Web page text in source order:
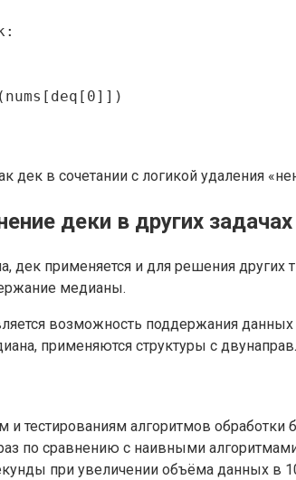
дек в сочетании с логикой удаления
деки в других
применяется и для решения других
медианы.
возможность поддержания
применяются структуры с
и тестированиям алгоритмов
по сравнению с наивными
при увеличении объёма данных в